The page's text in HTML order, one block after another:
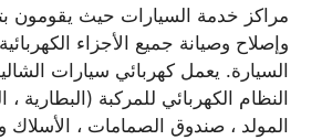
مراكز خدمة السيارات حيث يقومون
وإصلاح وصيانة جميع الأجزاء
السيارة. يعمل كهربائي سيارات
النظام الكهربائي للمركبة (البطارية
المولد ، صندوق الصمامات ، الأسلاك